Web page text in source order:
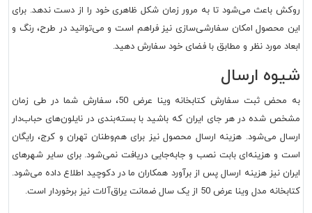
روکش باعث می‌شود تا به مرور زمان شکل ظاهری خود را از دست ندهد. برای
این محصول امکان سفارشی‌سازی نیز فراهم است و می‌توانید در طرح، رنگ و
ابعاد مورد نظر و مطابق با فضای خود سفارش دهید.
شیوه ارسال
به محض ثبت سفارش کتابخانه وینا عرض 50، سفارش شما در طی زمان
مشخص شده در هر جای ایران که باشید با بسته‌بندی در نایلون‌های حباب‌دار
ارسال می‌شود. هزینه ارسال محصول نیز برای هم‌وطنان تهران و کرج، رایگان
است و هزینه‌ای بابت نصب و جابه‌جایی دریافت نمی‌شود. برای سایر شهرهای
ایران نیز هزینه ارسال پس از برآورد همکاران ما در دکوچید اطلاع داده می‌شود.
کتابخانه مدل وینا عرض 50 از یک سال ضمانت یراق‌آلات نیز برخوردار است.